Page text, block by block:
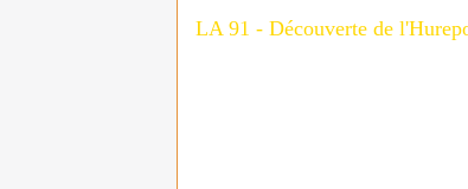
LA 91 - Découverte de